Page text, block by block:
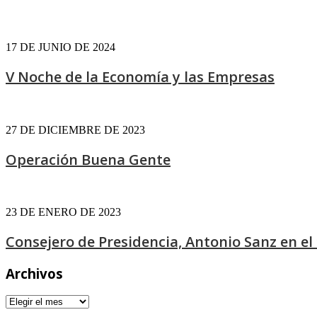
17 DE JUNIO DE 2024
V Noche de la Economía y las Empresas
27 DE DICIEMBRE DE 2023
Operación Buena Gente
23 DE ENERO DE 2023
Consejero de Presidencia, Antonio Sanz en
Archivos
Archivos